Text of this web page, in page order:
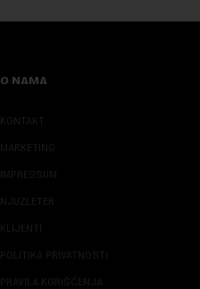
O NAMA
KONTAKT
MARKETING
IMPRESSUM
NJUZLETER
KLIJENTI
POLITIKA PRIVATNOSTI
PRAVILA KORIŠĆENJA